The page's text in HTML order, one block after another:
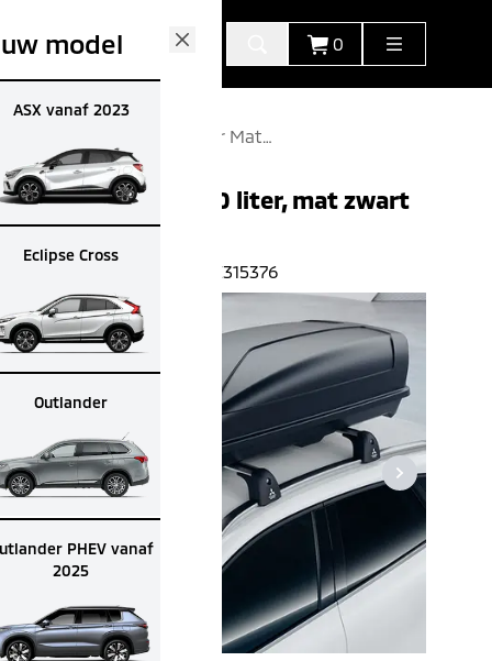
0
Dakkoffer 380 Liter Mat
Zwart Mz 315376
Dakkoffer 380 liter, mat zwart
€ 396.00 € 357.00
(All-in advies prijs)
MZ315376
model
ASX vanaf 2023
Eclipse Cross
Outlander
PHEV vanaf
2025